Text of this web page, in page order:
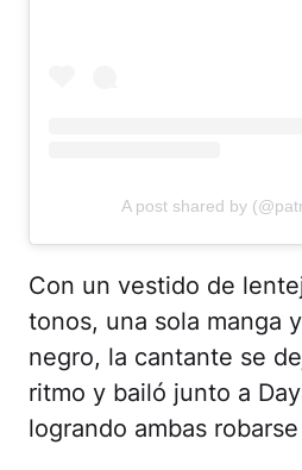
A post shared by
Con un vestido de
tonos, una sola manga
negro, la cantante se
ritmo y bailó junto a
logrando ambas